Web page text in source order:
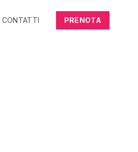
CONTATTI PRENOTA